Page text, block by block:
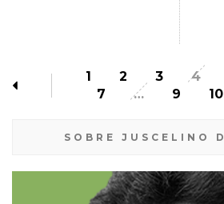
1 2 3 4
7
… 9 10
SOBRE JUSCELINO